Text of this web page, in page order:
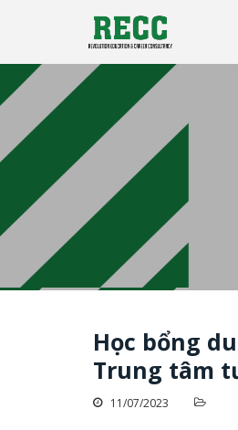
Tư
Học bổng
Trung tâm
11/07/2023